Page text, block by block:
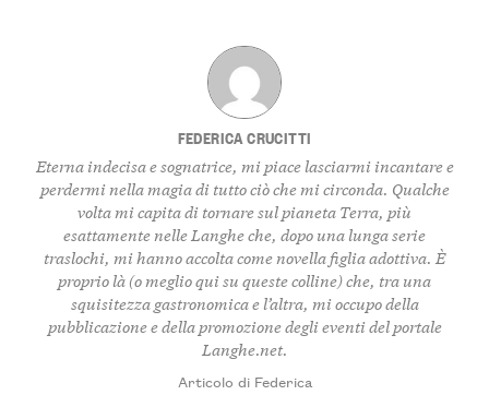
FEDERICA CRUCITTI
Eterna indecisa e sognatrice, mi piace lasciarmi incantare e
perdermi nella magia di tutto ciò che mi circonda. Qualche
volta mi capita di tornare sul pianeta Terra, più
esattamente nelle Langhe che, dopo una lunga serie
traslochi, mi hanno accolta come novella figlia adottiva. È
proprio là (o meglio qui su queste colline) che, tra una
squisitezza gastronomica e l’altra, mi occupo della
pubblicazione e della promozione degli eventi del portale
Langhe.net.
Articolo di Federica